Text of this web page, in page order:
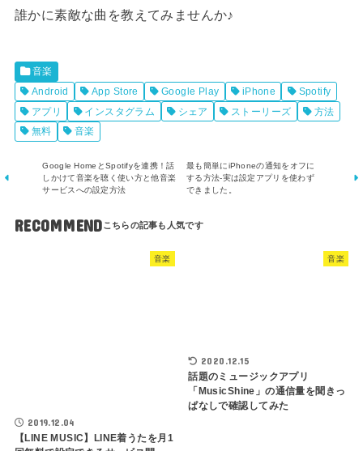
誰かに素敵な曲を教えてみませんか♪
音楽
Android
App Store Google Play iPhone
Spotify
アプリ
インスタグラム シェア ストーリーズ
方法
無料
音楽
Google HomeとSpotifyを連携！話
しかけて音楽を聴く使い方と他音楽
サービスへの設定方法
最も簡単にiPhoneの通知をオフに
する方法-実は設定アプリを使わず
できました。
RECOMMEND
音楽
2019.12.04
【LINE MUSIC】LINE着うたを月1
音楽
2020.12.15
話題のミュージックアプリ
「MusicShine」の通信量を聞きっ
ぱなしで確認してみた